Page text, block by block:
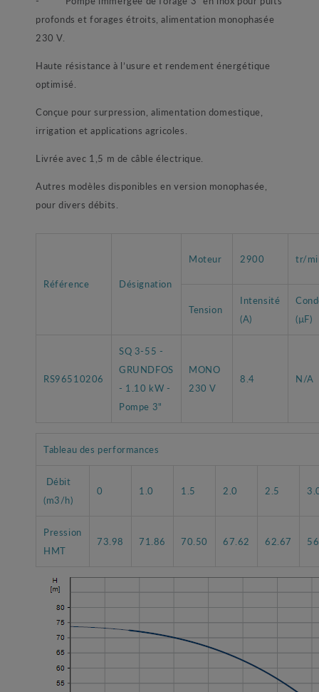
profonds et forages étroits, alimentation monophasée
230 V.
Haute résistance à l’usure et rendement énergétique
optimisé.
Conçue pour surpression, alimentation domestique,
irrigation et applications agricoles.
Livrée avec 1,5 m de câble électrique.
Autres modèles disponibles en version monophasée,
pour divers débits.
Référence Désignation
Moteur 2900 tr/
Tension
Intensité
(A)
(µF)
RS96510206
SQ 3-55 -
GRUNDFOS
- 1.10 kW -
Pompe 3"
MONO
230 V
8.4 N/A
Tableau des performances
Débit
(m3/h)
0 1.0 1.5 2.0 2.5
Pression
HMT
73.98 71.86 70.50 67.62 62.67